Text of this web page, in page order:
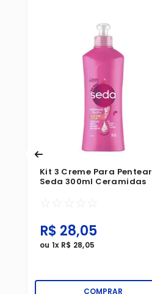
Kit 3 Creme Para Pentear
Seda 300ml Ceramidas
☆ ☆ ☆ ☆ ☆
R$ 28,05
ou 1x R$ 28,05
COMPRAR